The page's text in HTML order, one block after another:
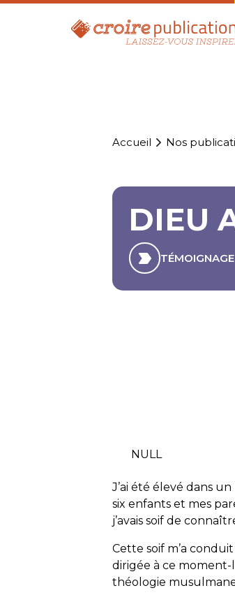
Accueil Nos
DIEU
TÉMOIGNAGE
NULL
J’ai été élevé dans
six enfants et mes
j’avais soif de
Cette soif m’a
dirigée à ce
théologie musulmane